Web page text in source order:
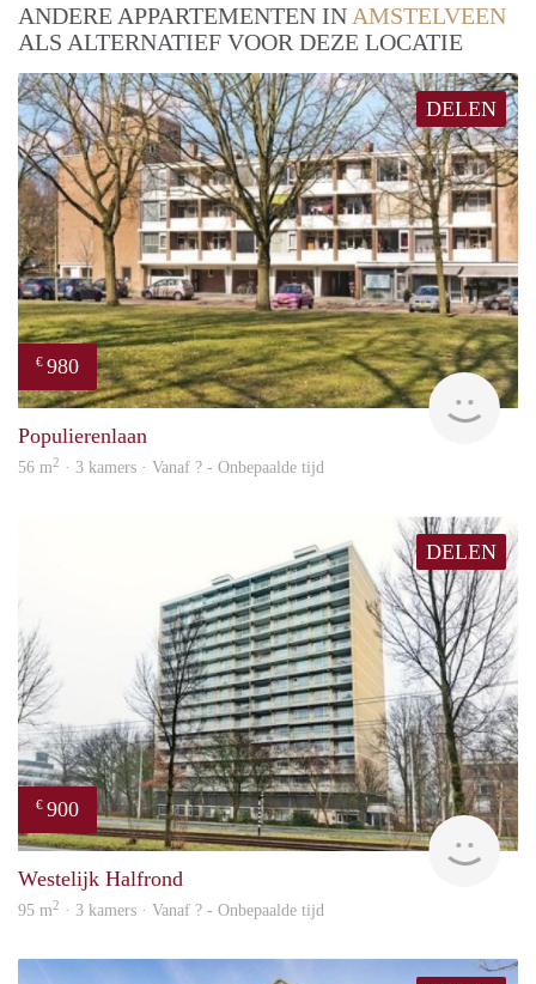
ANDERE APPARTEMENTEN IN AMSTELVEEN
ALS ALTERNATIEF VOOR DEZE LOCATIE
DELEN
€ 980
rent
Populierenlaan
56 m2 · 3 kamers · Vanaf ? - Onbepaalde tijd
DELEN
€ 900
Westelijk Halfrond
95 m2 · 3 kamers · Vanaf ? - Onbepaalde tijd